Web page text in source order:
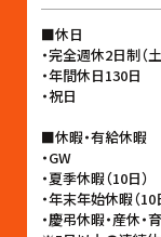
■休日
・完全週休2日制（土
・年間休日130日
・祝日
■休暇・有給休暇
・GW
・夏季休暇（10日）
・年末年始休暇（10
・慶弔休暇・産休・